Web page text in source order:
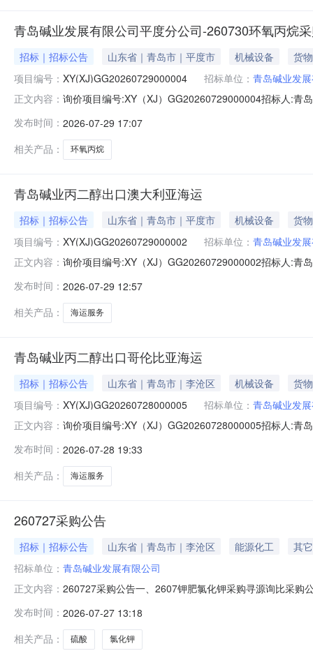
青岛碱业发展有限公司平度分公司-260730环氧丙烷
招标｜招标公告 山东省｜青岛市｜平度市 机械设备
货物
项目编号： XY(XJ)GG20260729000004 招标单位： 青岛碱业发
正文内容： 询价项目编号:XY（XJ）GG20260729000004招标人:青
话:17660983222
发布时间： 2026-07-29 17:07
相关产品：
环氧丙烷
青岛碱业丙二醇出口澳大利亚海运
招标｜招标公告 山东省｜青岛市｜平度市 机械设备
货物
项目编号： XY(XJ)GG20260729000002 招标单位： 青岛碱业发
正文内容： 询价项目编号:XY（XJ）GG20260729000002招标人:青
吕梦联系电话:13573268867
发布时间： 2026-07-29 12:57
相关产品：
海运服务
青岛碱业丙二醇出口哥伦比亚海运
招标｜招标公告 山东省｜青岛市｜李沧区 机械设备
货物
项目编号： XY(XJ)GG20260728000005 招标单位： 青岛碱业发
正文内容： 询价项目编号:XY（XJ）GG20260728000005招标人:青
话:15020060015
发布时间： 2026-07-28 19:33
相关产品：
海运服务
260727采购公告
招标｜招标公告 山东省｜青岛市｜李沧区 能源化工
其它
招标单位： 青岛碱业发展有限公司
正文内容： 260727采购公告一、2607钾肥氯化钾采购寻源询比采购
发布时间： 2026-07-27 13:18
相关产品：
硫酸 氯化钾